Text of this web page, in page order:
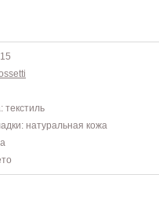
текстиль
натуральная кожа